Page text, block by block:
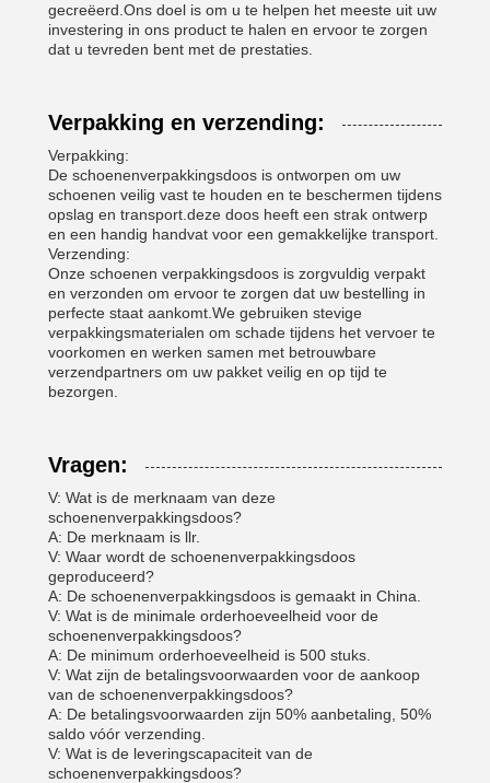
gecreëerd.Ons doel is om u te helpen het meeste uit uw
investering in ons product te halen en ervoor te zorgen
dat u tevreden bent met de prestaties.
Verpakking en verzending:
Verpakking:
De schoenenverpakkingsdoos is ontworpen om uw
schoenen veilig vast te houden en te beschermen tijdens
opslag en transport.deze doos heeft een strak ontwerp
en een handig handvat voor een gemakkelijke transport.
Verzending:
Onze schoenen verpakkingsdoos is zorgvuldig verpakt
en verzonden om ervoor te zorgen dat uw bestelling in
perfecte staat aankomt.We gebruiken stevige
verpakkingsmaterialen om schade tijdens het vervoer te
voorkomen en werken samen met betrouwbare
verzendpartners om uw pakket veilig en op tijd te
bezorgen.
Vragen:
V: Wat is de merknaam van deze
schoenenverpakkingsdoos?
A: De merknaam is llr.
V: Waar wordt de schoenenverpakkingsdoos
geproduceerd?
A: De schoenenverpakkingsdoos is gemaakt in China.
V: Wat is de minimale orderhoeveelheid voor de
schoenenverpakkingsdoos?
A: De minimum orderhoeveelheid is 500 stuks.
V: Wat zijn de betalingsvoorwaarden voor de aankoop
van de schoenenverpakkingsdoos?
A: De betalingsvoorwaarden zijn 50% aanbetaling, 50%
saldo vóór verzending.
V: Wat is de leveringscapaciteit van de
schoenenverpakkingsdoos?